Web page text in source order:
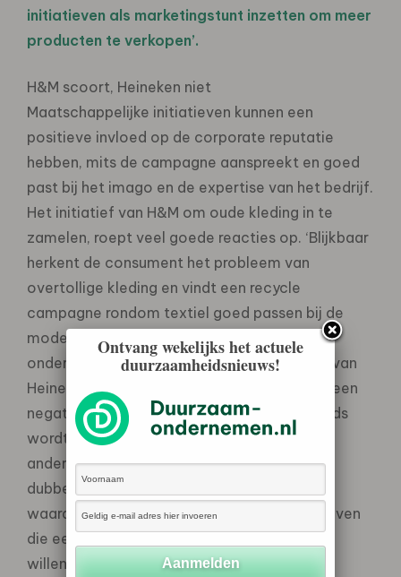
initiatieven als marketingstunt inzetten om meer
producten te verkopen’.
H&M scoort, Heineken niet
Maatschappelijke initiatieven kunnen een
positieve invloed op de corporate reputatie
hebben, mits de campagne aanspreekt en goed
past bij het imago en de expertise van het bedrijf.
Het initiatief van H&M om oude kleding in te
zamelen, roept veel goede reacties op. ‘Blijkbaar
herkent de consument het probleem van
overtollige kleding en vindt een recycle
campagne rondom textiel goed passen bij de
modeketen’, aldus Van Haastrecht. Uit het
onderzoek blijkt eveneens dat het initiatief van
Heineken rondom verantwoord drinkgedrag een
negatief effect heeft op het imago. ‘Enerzijds
wordt er gestimuleerd om bier te kopen en
anderzijds wordt het afgeraden. Deze
dubbelzinnigheid leidt tot een negatieve
waardering’. Van Haastrecht adviseert bedrijven
die een succesvol maatschappelijk initiatief
willen starten dan ook het volgende:
Ontvang wekelijks het actuele
duurzaamheidsnieuws!